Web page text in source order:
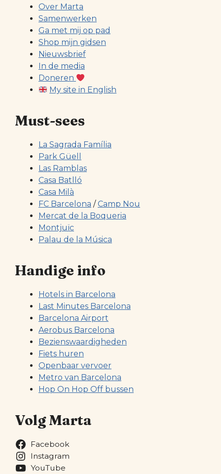
Over Marta
Samenwerken
Ga met mij op pad
Shop mijn gidsen
Nieuwsbrief
In de media
Doneren
My site in English
Must-sees
La Sagrada Família
Park Güell
Las Ramblas
Casa Batlló
Casa Milà
FC Barcelona /Camp Nou
Mercat de la Boqueria
Montjuïc
Palau de la Música
Handige info
Hotels in Barcelona
Last Minutes Barcelona
Barcelona Airport
Aerobus Barcelona
Bezienswaardigheden
Fiets huren
Openbaar vervoer
Metro van Barcelona
Hop On Hop Off bussen
Volg Marta
Facebook
Instagram
YouTube